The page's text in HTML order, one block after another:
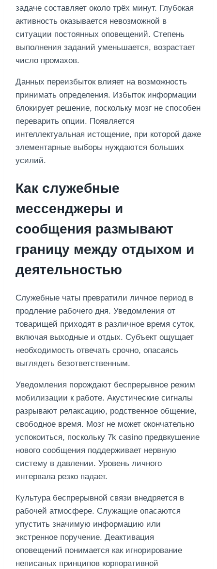
задаче составляет около трёх минут. Глубокая
активность оказывается невозможной в
ситуации постоянных оповещений. Степень
выполнения заданий уменьшается, возрастает
число промахов.
Данных переизбыток влияет на возможность
принимать определения. Избыток информации
блокирует решение, поскольку мозг не способен
переварить опции. Появляется
интеллектуальная истощение, при которой даже
элементарные выборы нуждаются больших
усилий.
Как служебные
мессенджеры и
сообщения размывают
границу между отдыхом и
деятельностью
Служебные чаты превратили личное период в
продление рабочего дня. Уведомления от
товарищей приходят в различное время суток,
включая выходные и отдых. Субъект ощущает
необходимость отвечать срочно, опасаясь
выглядеть безответственным.
Уведомления порождают беспрерывное режим
мобилизации к работе. Акустические сигналы
разрывают релаксацию, родственное общение,
свободное время. Мозг не может окончательно
успокоиться, поскольку 7k casino предвкушение
нового сообщения поддерживает нервную
систему в давлении. Уровень личного
интервала резко падает.
Культура беспрерывной связи внедряется в
рабочей атмосфере. Служащие опасаются
упустить значимую информацию или
экстренное поручение. Деактивация
оповещений понимается как игнорирование
неписаных принципов корпоративной